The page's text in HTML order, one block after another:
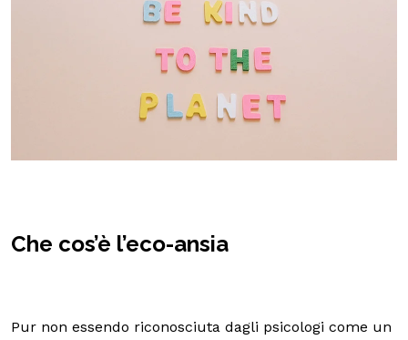
Che cos’è l’eco-ansia
Pur non essendo riconosciuta dagli psicologi come un